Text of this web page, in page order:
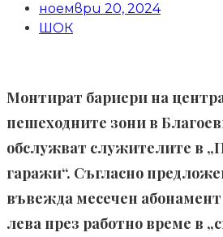
ноември 20, 2024
ШОК
Монтират бариери на
пешеходните зони в
обслужват служителите в
гаражи“. Съгласно
въвежда месечен
лева през работно време в